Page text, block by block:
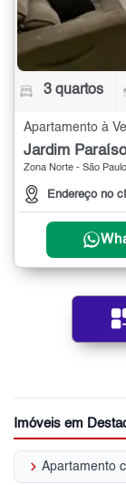
3 quartos
Apartamento à
Jardim Paraíso
Zona Norte - São Paulo
Endereço no
Imóveis em
keyboard_arrow_right